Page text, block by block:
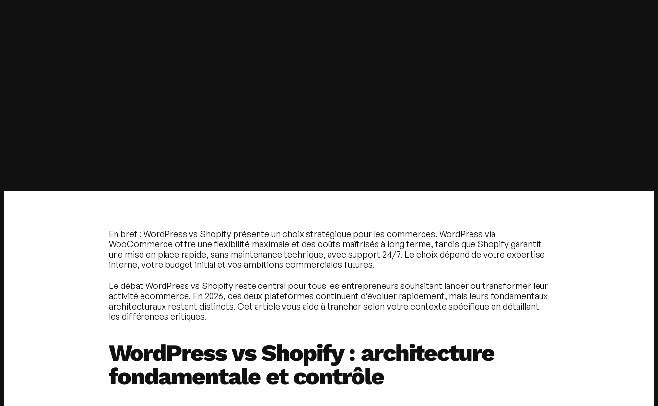
En bref : WordPress vs Shopify présente un choix stratégique pour les commerces. WordPress via
WooCommerce offre une flexibilité maximale et des coûts maîtrisés à long terme, tandis que Shopify garantit
une mise en place rapide, sans maintenance technique, avec support 24/7. Le choix dépend de votre expertise
interne, votre budget initial et vos ambitions commerciales futures.
Le débat WordPress vs Shopify reste central pour tous les entrepreneurs souhaitant lancer ou transformer leur
activité ecommerce. En 2026, ces deux plateformes continuent d’évoluer rapidement, mais leurs fondamentaux
architecturaux restent distincts. Cet article vous aide à trancher selon votre contexte spécifique en détaillant
les différences critiques.
WordPress vs Shopify : architecture
fondamentale et contrôle